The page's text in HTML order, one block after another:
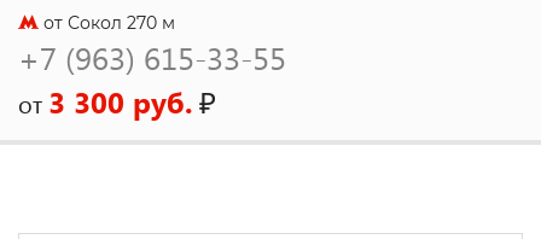
от Сокол 270 м
+7 (963) 615-33-55
от 3 300 руб.₽